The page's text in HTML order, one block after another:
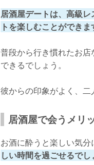
居酒屋デートは、高級
トを楽しむことができま
普段から行き慣れたお
できるでしょう。
彼からの印象がよく、二
居酒屋で会うメリ
お酒に酔うと楽しい気分
しい時間を過ごせるでし